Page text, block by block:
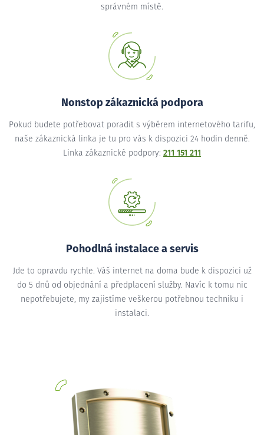
správném místě.
Nonstop zákaznická podpora
Pokud budete potřebovat poradit s výběrem internetového tarifu,
naše zákaznická linka je tu pro vás k dispozici 24 hodin denně.
Linka zákaznické podpory: 211 151 211
Pohodlná instalace a servis
Jde to opravdu rychle. Váš internet na doma bude k dispozici už
do 5 dnů od objednání a předplacení služby. Navíc k tomu nic
nepotřebujete, my zajistíme veškerou potřebnou techniku i
instalaci.